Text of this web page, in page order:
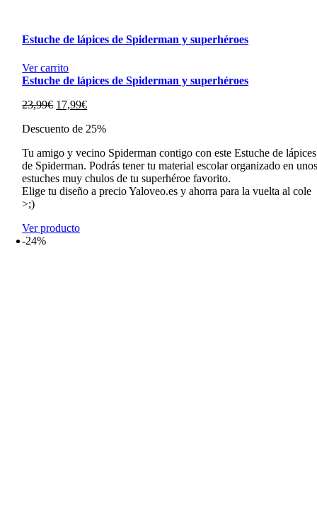
Estuche de lápices de Spiderman y superhéroes
Ver carrito
Estuche de lápices de Spiderman y superhéroes
23,99€ El
original
23,99€.
17,99€El
actual
17,99€.
Descuento de 25%
Tu amigo y vecino Spiderman contigo con este Estuche de lápices
de Spiderman. Podrás tener tu material escolar organizado en
estuches muy chulos de tu superhéroe favorito.
Elige tu diseño a precio Yaloveo.es y ahorra para la vuelta al cole
>;)
Ver producto
-24%